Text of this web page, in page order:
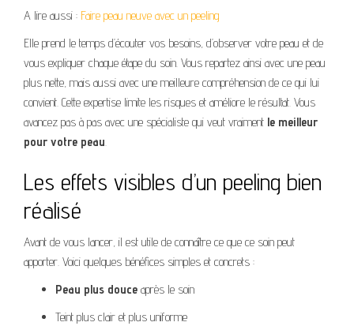
A lire aussi : Faire peau neuve avec un peeling
Elle prend le temps d’écouter vos besoins, d’observer votre peau et de
vous expliquer chaque étape du soin. Vous repartez ainsi avec une peau
plus nette, mais aussi avec une meilleure compréhension de ce qui lui
convient. Cette expertise limite les risques et améliore le résultat. Vous
avancez pas à pas avec une spécialiste qui veut vraiment le meilleur
pour votre peau.
Les effets visibles d’un peeling bien
réalisé
Avant de vous lancer, il est utile de connaître ce que ce soin peut
apporter. Voici quelques bénéfices simples et concrets :
Peau plus douce après le soin
Teint plus clair et plus uniforme